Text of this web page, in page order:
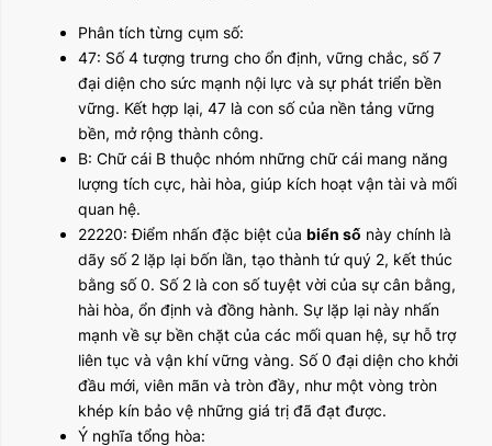
Phân tích từng cụm số:
47: Số 4 tượng trưng cho ổn định, vững chắc, số 7
đại diện cho sức mạnh nội lực và sự phát triển bền
vững. Kết hợp lại, 47 là con số của nền tảng vững
bền, mở rộng thành công.
B: Chữ cái B thuộc nhóm những chữ cái mang năng
lượng tích cực, hài hòa, giúp kích hoạt vận tài và mối
quan hệ.
22220: Điểm nhấn đặc biệt của biển số này chính là
dãy số 2 lặp lại bốn lần, tạo thành tứ quý 2, kết thúc
bằng số 0. Số 2 là con số tuyệt vời của sự cân bằng,
hài hòa, ổn định và đồng hành. Sự lặp lại này nhấn
mạnh về sự bền chặt của các mối quan hệ, sự hỗ trợ
liên tục và vận khí vững vàng. Số 0 đại diện cho khởi
đầu mới, viên mãn và tròn đầy, như một vòng tròn
khép kín bảo vệ những giá trị đã đạt được.
Ý nghĩa tổng hòa: